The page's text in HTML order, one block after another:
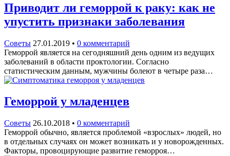
Приводит ли геморрой к раку: как не
упустить признаки заболевания
Советы 27.01.2019 • 0 комментарий
Геморрой является на сегодняшний день одним из ведущих
заболеваний в области проктологии. Согласно
статистическим данным, мужчины болеют в четыре раза…
Геморрой у младенцев
Советы 26.10.2018 • 0 комментарий
Геморрой обычно, является проблемой «взрослых» людей, но
в отдельных случаях он может возникать и у новорожденных.
Факторы, провоцирующие развитие геморроя…